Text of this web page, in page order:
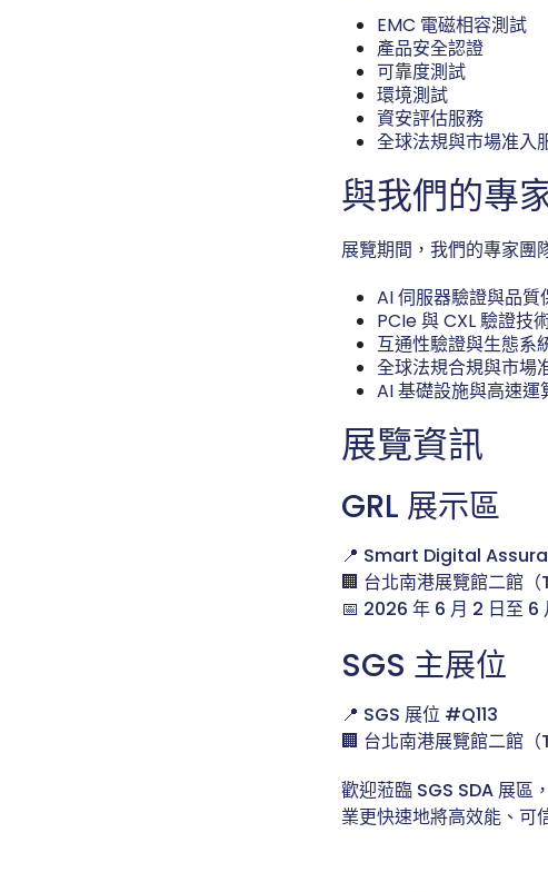
EMC 電磁相容測試
產品安全認證
可靠度測試
環境測試
資安評估服務
全球法規與市場准入
與我們的專
展覽期間，我們的專家團
AI 伺服器驗證與品質
PCIe 與 CXL 驗證技
互通性驗證與生態系
全球法規合規與市場
AI 基礎設施與高速運
展覽資訊
GRL 展示區
📍 Smart Digital
🏢 台北南港展覽館二館（
📅 2026 年 6 月 2 日至 6
SGS 主展位
📍 SGS 展位 #Q113
🏢 台北南港展覽館二館（
歡迎蒞臨 SGS SDA 展區
業更快速地將高效能、可